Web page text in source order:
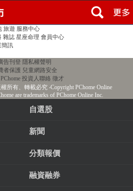
旅遊 服務中心
雜誌 星座命理 會員中心
簡訊
告刊登 隱私權聲明
者保護 兒童網路安全
投資人聯絡 徵才
權所有、轉載必究‧Copyright PChome Online
are trademarks of PChome Online Inc.
自選股
新聞
分類報價
融資融券